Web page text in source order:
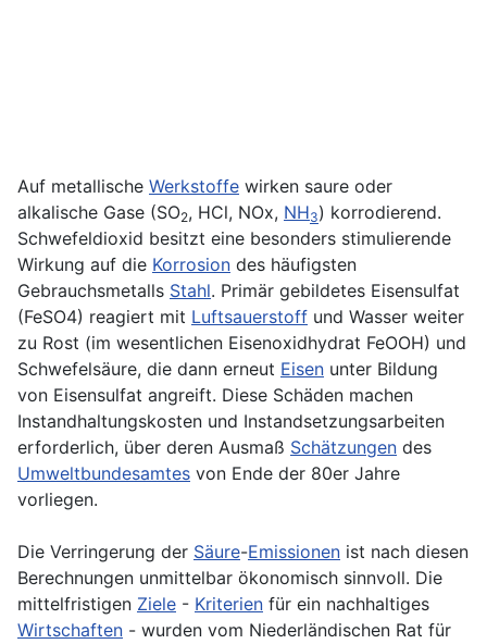
Auf metallische Werkstoffe wirken saure oder
alkalische Gase (SO2, HCl, NOx, NH3) korrodierend.
Schwefeldioxid besitzt eine besonders stimulierende
Wirkung auf die Korrosion des häufigsten
Gebrauchsmetalls Stahl. Primär gebildetes Eisensulfat
(FeSO4) reagiert mit Luftsauerstoff und Wasser weiter
zu Rost (im wesentlichen Eisenoxidhydrat FeOOH) und
Schwefelsäure, die dann erneut Eisen unter Bildung
von Eisensulfat angreift. Diese Schäden machen
Instandhaltungskosten und Instandsetzungsarbeiten
erforderlich, über deren Ausmaß Schätzungen des
Umweltbundesamtes von Ende der 80er Jahre
vorliegen.
Die Verringerung der Säure-Emissionen ist nach diesen
Berechnungen unmittelbar ökonomisch sinnvoll. Die
mittelfristigen Ziele - Kriterien für ein nachhaltiges
Wirtschaften - wurden vom Niederländischen Rat für